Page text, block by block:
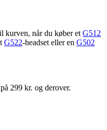
kurven, når du køber et G512
G522-headset eller en G502
299 kr. og derover.